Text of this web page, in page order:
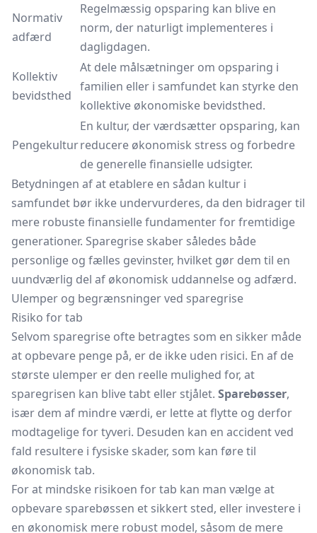
Normativ
adfærd
Regelmæssig opsparing kan blive en
norm, der naturligt implementeres i
dagligdagen.
Kollektiv
bevidsthed
At dele målsætninger om opsparing i
familien eller i samfundet kan styrke den
kollektive økonomiske bevidsthed.
Pengekultur
En kultur, der værdsætter opsparing, kan
reducere økonomisk stress og forbedre
de generelle finansielle udsigter.
Betydningen af at etablere en sådan kultur i
samfundet bør ikke undervurderes, da den bidrager til
mere robuste finansielle fundamenter for fremtidige
generationer. Sparegrise skaber således både
personlige og fælles gevinster, hvilket gør dem til en
uundværlig del af økonomisk uddannelse og adfærd.
Ulemper og begrænsninger ved sparegrise
Risiko for tab
Selvom sparegrise ofte betragtes som en sikker måde
at opbevare penge på, er de ikke uden risici. En af de
største ulemper er den reelle mulighed for, at
sparegrisen kan blive tabt eller stjålet. Sparebøsser,
især dem af mindre værdi, er lette at flytte og derfor
modtagelige for tyveri. Desuden kan en accident ved
fald resultere i fysiske skader, som kan føre til
økonomisk tab.
For at mindske risikoen for tab kan man vælge at
opbevare sparebøssen et sikkert sted, eller investere i
en økonomisk mere robust model, såsom de mere